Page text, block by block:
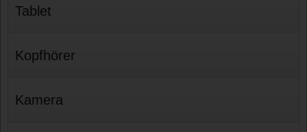
Tablet
Kopfhörer
Kamera